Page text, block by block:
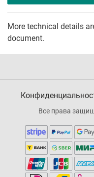
More technical details
document.
Все права